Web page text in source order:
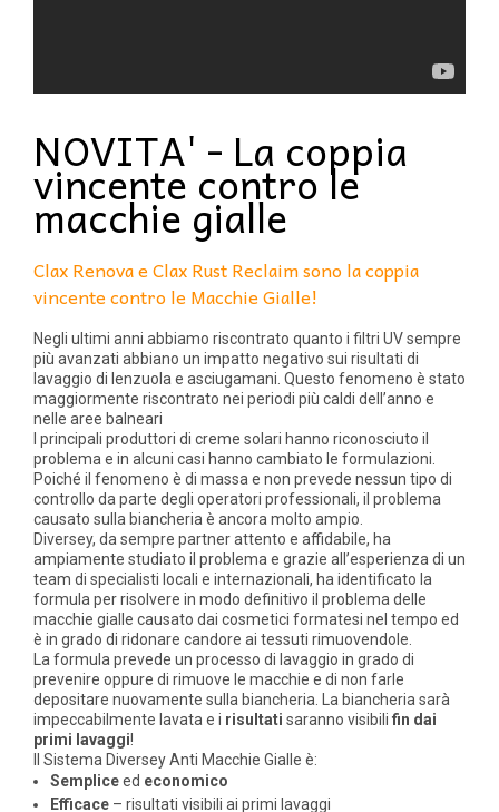
NOVITA' - La coppia
vincente contro le
macchie gialle
Clax Renova e Clax Rust Reclaim sono la coppia
vincente contro le Macchie Gialle!
Negli ultimi anni abbiamo riscontrato quanto i filtri UV sempre
più avanzati abbiano un impatto negativo sui risultati di
lavaggio di lenzuola e asciugamani. Questo fenomeno è stato
maggiormente riscontrato nei periodi più caldi dell’anno e
nelle aree balneari
I principali produttori di creme solari hanno riconosciuto il
problema e in alcuni casi hanno cambiato le formulazioni.
Poiché il fenomeno è di massa e non prevede nessun tipo di
controllo da parte degli operatori professionali, il problema
causato sulla biancheria è ancora molto ampio.
Diversey, da sempre partner attento e affidabile, ha
ampiamente studiato il problema e grazie all’esperienza di un
team di specialisti locali e internazionali, ha identificato la
formula per risolvere in modo definitivo il problema delle
macchie gialle causato dai cosmetici formatesi nel tempo ed
è in grado di ridonare candore ai tessuti rimuovendole.
La formula prevede un processo di lavaggio in grado di
prevenire oppure di rimuove le macchie e di non farle
depositare nuovamente sulla biancheria. La biancheria sarà
impeccabilmente lavata e i risultati saranno visibili fin dai
primi lavaggi!
Il Sistema Diversey Anti Macchie Gialle è:
Sempliceed economico
Efficace – risultati visibili ai primi lavaggi